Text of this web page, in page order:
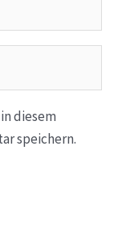
diesem
speichern.